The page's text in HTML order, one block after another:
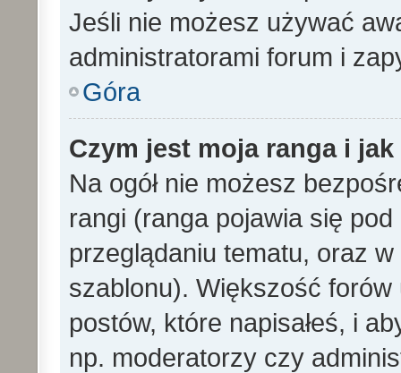
Jeśli nie możesz używać
administratorami forum i
Góra
Czym jest moja ranga i
Na ogół nie możesz
rangi (ranga pojawia się
przeglądaniu tematu, oraz
szablonu). Większość
postów, które napisałeś, i
np. moderatorzy czy